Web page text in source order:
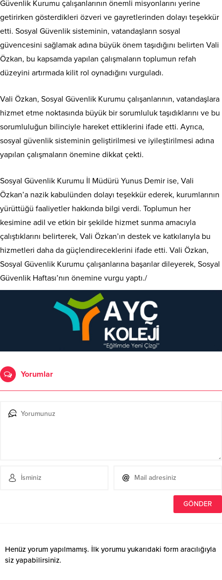
Güvenlik Kurumu çalışanlarının önemli misyonlarını yerine
getirirken gösterdikleri özveri ve gayretlerinden dolayı teşekkür
etti. Sosyal Güvenlik sisteminin, vatandaşların sosyal
güvencesini sağlamak adına büyük önem taşıdığını belirten Vali
Özkan, bu kapsamda yapılan çalışmaların toplumun refah
düzeyini artırmada kilit rol oynadığını vurguladı.
Vali Özkan, Sosyal Güvenlik Kurumu çalışanlarının, vatandaşlara
hizmet etme noktasında büyük bir sorumluluk taşıdıklarını ve bu
sorumluluğun bilinciyle hareket ettiklerini ifade etti. Ayrıca,
sosyal güvenlik sisteminin geliştirilmesi ve iyileştirilmesi adına
yapılan çalışmaların önemine dikkat çekti.
Sosyal Güvenlik Kurumu İl Müdürü Yunus Demir ise, Vali
Özkan’a nazik kabulünden dolayı teşekkür ederek, kurumlarının
yürüttüğü faaliyetler hakkında bilgi verdi. Toplumun her
kesimine adil ve etkin bir şekilde hizmet sunma amacıyla
çalıştıklarını belirterek, Vali Özkan’ın destek ve katkılarıyla bu
hizmetleri daha da güçlendireceklerini ifade etti. Vali Özkan,
Sosyal Güvenlik Kurumu çalışanlarına başarılar dileyerek, Sosyal
Güvenlik Haftası’nın önemine vurgu yaptı./
Yorumlar
Henüz yorum yapılmamış. İlk yorumu yukarıdaki form aracılığıyla
siz yapabilirsiniz.